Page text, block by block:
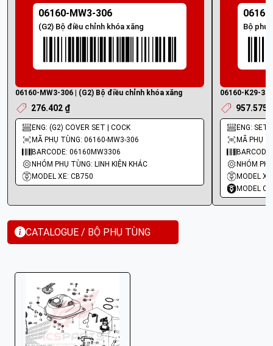
06160-MW3-306
(G2) Bộ điều chỉnh khóa xăng
06160-MW3-306 | (G2) Bộ điều chỉnh khóa xăng
276.402 ₫
ENG: (G2) COVER SET | COCK
MÃ PHỤ TÙNG: 06160-MW3-306
BARCODE: 06160MW3306
NHÓM PHỤ TÙNG: LINH KIỆN KHÁC
MODEL XE: CB750
Bộ
06160-K29-
957.575
ENG: SET
MÃ PHỤ
MODEL
MODEL
CATALOGUE / BỘ PHỤ TÙNG